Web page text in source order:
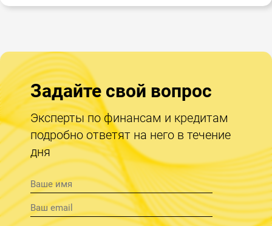
Задайте свой вопрос
Эксперты по финансам и кредитам
подробно ответят на него в течение
дня